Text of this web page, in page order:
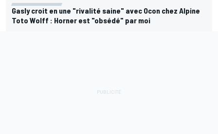
Gasly croit en une "rivalité saine" avec Ocon chez Alpine
Toto Wolff : Horner est "obsédé" par moi